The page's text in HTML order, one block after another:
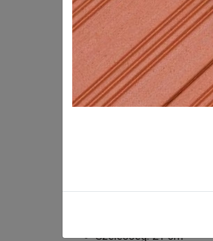
Bruttó eladási ár:
4 240Ft/db-tól
Műszaki adatok:
Szélesség: 21 cm